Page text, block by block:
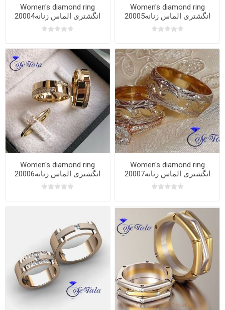
Women's diamond ring
20004انگشتری الماس زنانه
Women's diamond ring
20005انگشتری الماس زنانه
Women's diamond ring
20006انگشتری الماس زنانه
Women's diamond ring
20007انگشتری الماس زنانه